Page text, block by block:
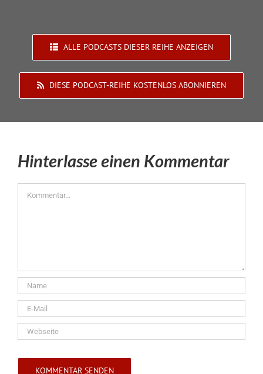
ALLE PODCASTS DIESER REIHE ANZEIGEN
DIESE PODCAST-REIHE KOSTENLOS ABONNIEREN
Hinterlasse einen Kommentar